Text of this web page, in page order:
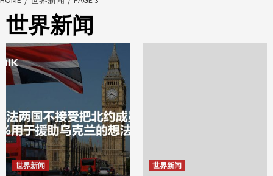
世界新闻
世界新闻 世界新闻